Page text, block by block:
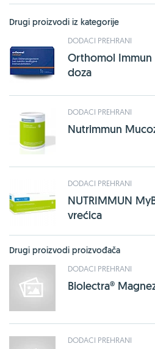
Drugi proizvodi iz kategorije
DODACI PREHRANI
Orthomol Immun
doza
DODACI PREHRANI
Nutrimmun
DODACI PREHRANI
NUTRIMMUN
vrećica
Drugi proizvodi proizvođača
DODACI PREHRANI
Biolectra®
DODACI PREHRANI